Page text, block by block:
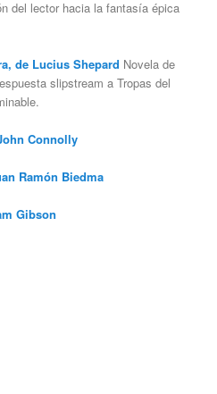
del lector hacia la fantasía épica
de Lucius Shepard Novela de
slipstream a Tropas del
Connolly
Ramón Biedma
Gibson